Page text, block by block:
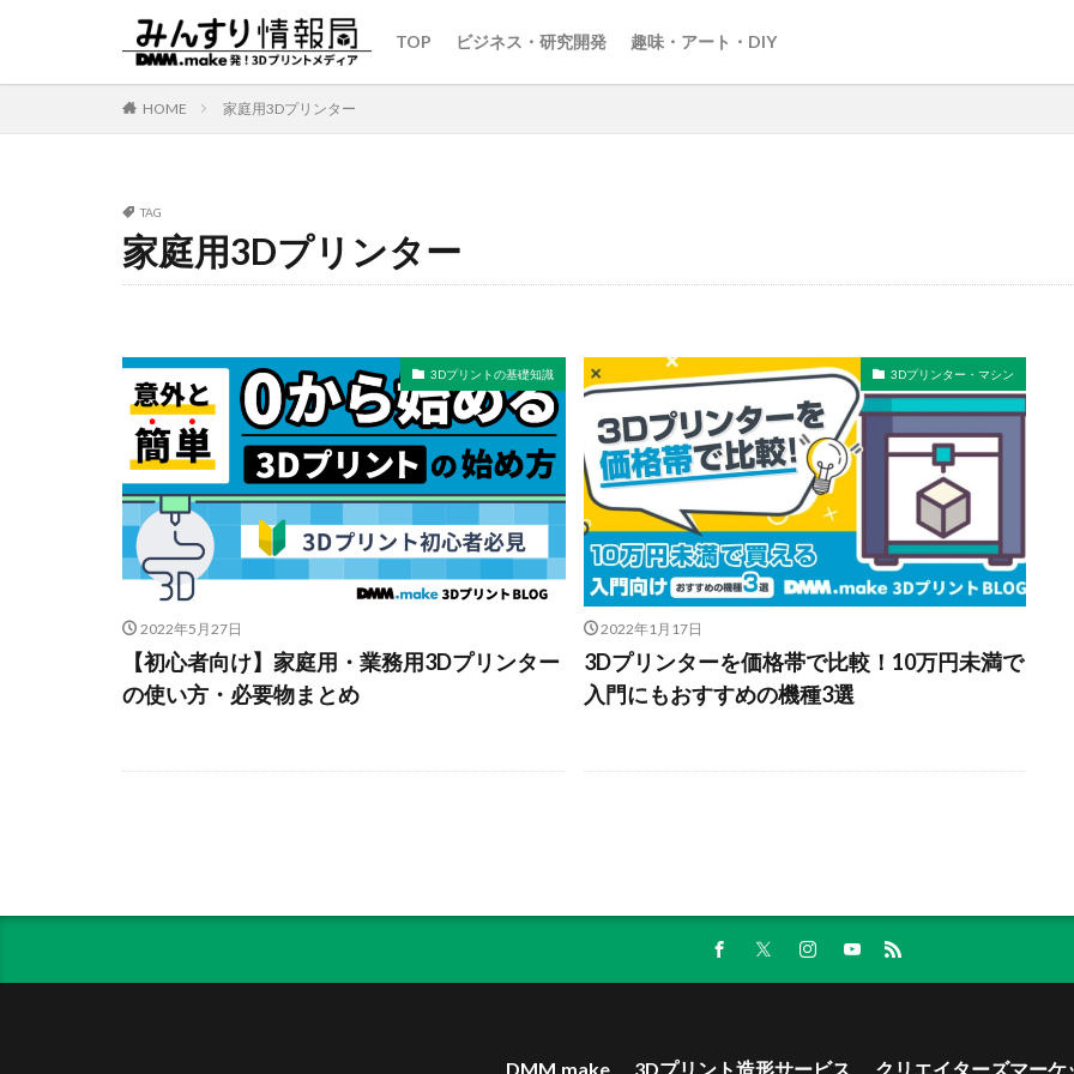
TOP ビジネス・研究開発 趣味・アート・DIY
HOME 家庭用3Dプリンター
TAG
家庭用3Dプリンター
3Dプリントの基礎知識
2022年5月27日
【初心者向け】家庭用・業務用3Dプリンター
の使い方・必要物まとめ
3Dプリンター・マシン
2022年1月17日
3Dプリンターを価格帯で比較！10万円未満で
入門にもおすすめの機種3選
DMM.make 3Dプリント造形サービス クリエイターズマーケ